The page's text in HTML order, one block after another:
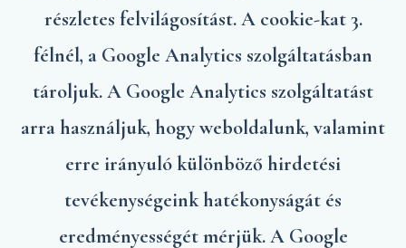
részletes felvilágosítást. A cookie-kat 3.
félnél, a Google Analytics szolgáltatásban
tároljuk. A Google Analytics szolgáltatást
arra használjuk, hogy weboldalunk, valamint
erre irányuló különböző hirdetési
tevékenységeink hatékonyságát és
eredményességét mérjük. A Google